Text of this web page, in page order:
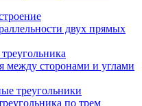
двух прямых
между сторонами и углами
треугольники
по трем